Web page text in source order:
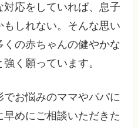
対応をしていれば、息子
しれない。そんな思い
の赤ちゃんの健やかな
く願っています。
お悩みのママやパパに
めにご相談いただきた